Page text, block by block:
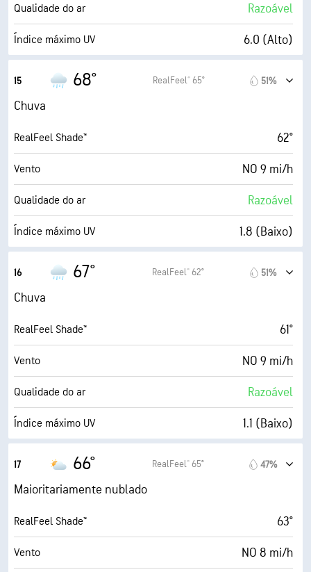
Qualidade do ar Razoável
Índice máximo UV 6.0 (Alto)
Humidade
Ponto de orvalho 48° F
AccuLumen Brightness Index™ 5 (Médio)
Cobertura de nuvens 76%
Visibilidade 10 milhas
15 68° RealFeel® 65° 51%
Chuva
RealFeel Shade™ 62°
Vento NO 9 mi/h
Qualidade do ar Razoável
Índice máximo UV 1.8 (Baixo)
Humidade
Ponto de orvalho 49° F
AccuLumen Brightness Index™ 5 (Médio)
Cobertura de nuvens 76%
Chuva 0.02 pol.
16 67° RealFeel® 62° 51%
Chuva
RealFeel Shade™ 61°
Vento NO 9 mi/h
Qualidade do ar Razoável
Índice máximo UV 1.1 (Baixo)
Humidade
Ponto de orvalho 50° F
AccuLumen Brightness Index™ 5 (Médio)
17 66° RealFeel® 65° 47%
Maioritariamente nublado
RealFeel Shade™ 63°
Vento NO 8 mi/h